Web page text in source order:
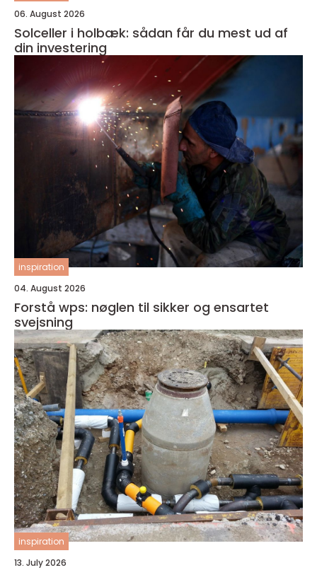
06. August 2026
Solceller i holbæk: sådan får du mest ud af
din investering
inspiration
04. August 2026
Forstå wps: nøglen til sikker og ensartet
svejsning
inspiration
13. July 2026